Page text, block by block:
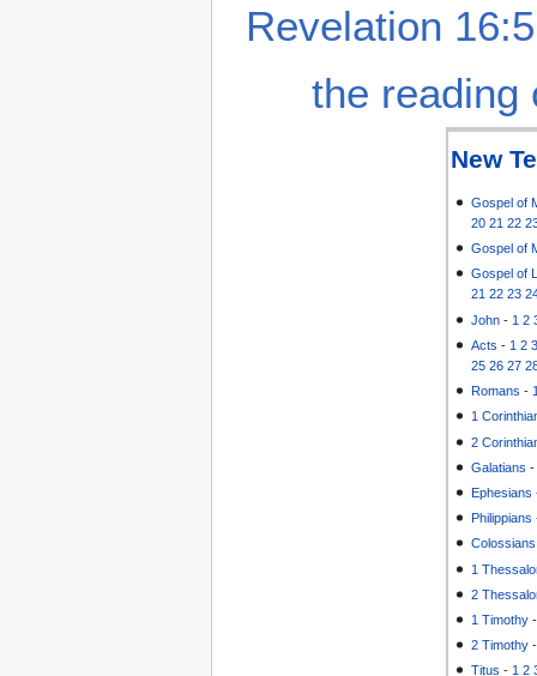
Revelation
the reading
New
Gospel of
20 21 22
Gospel of
Gospel of
21 22 23
John - 1 2
Acts - 1 2
25 26 27
Romans -
1
2
Galatians
Ephesians
Philippians
Colossians
1
2
1 Timothy
2 Timothy
Titus - 1 2